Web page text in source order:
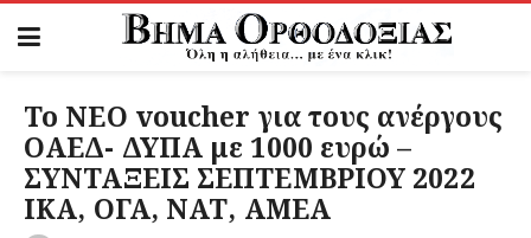
Το ΝΕΟ voucher για τους ανέργους
ΟΑΕΔ- ΔΥΠΑ με 1000 ευρώ –
ΣΥΝΤΑΞΕΙΣ ΣΕΠΤΕΜΒΡΙΟΥ 2022
ΙΚΑ, ΟΓΑ, ΝΑΤ, ΑΜΕΑ